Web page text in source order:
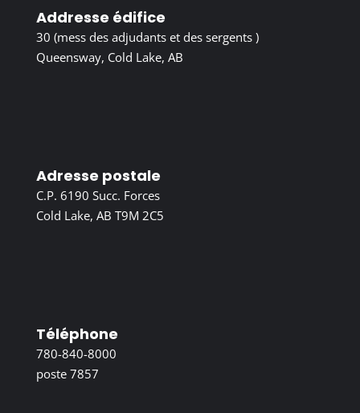
Addresse édifice
30 (mess des adjudants et des sergents )
Queensway, Cold Lake, AB
Adresse postale
C.P. 6190 Succ. Forces
Cold Lake, AB T9M 2C5
Téléphone
780-840-8000
poste 7857